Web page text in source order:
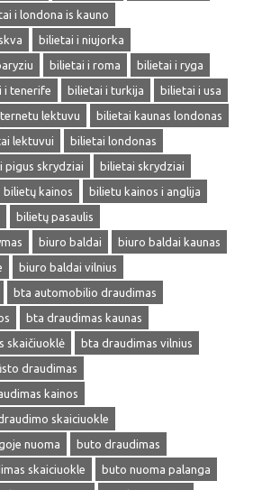
i londona is kauno
bilietai i niujorka
bilietai i roma
bilietai i ryga
i tenerife bilietai i turkija
bilietai i usa
lektuvu
bilietai kaunas londonas
lektuvui
bilietai londonas
pigus skrydziai
bilietai skrydziai
bilietų kainos
bilietu kainos i anglija
bilietų pasaulis
biuro baldai
biuro baldai kaunas
biuro baldai vilnius
bta automobilio draudimas
bta draudimas kaunas
skaičiuoklė
bta draudimas vilnius
draudimas
kainos
skaiciuokle
nuoma
buto draudimas
skaiciuokle
buto nuoma palanga